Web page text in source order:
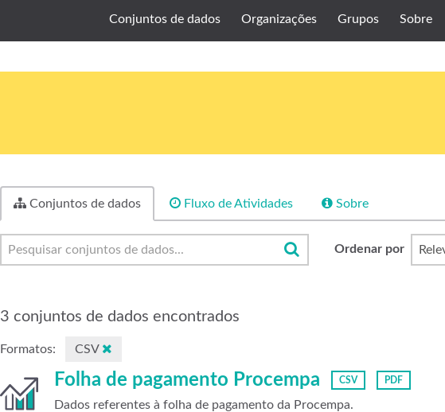
Conjuntos de dados Organizações Grupos Sobre
Conjuntos de dados Fluxo de Atividades Sobre
Ordenar por
3 conjuntos de dados encontrados
Formatos: CSV
Folha de pagamento Procempa CSV PDF
Dados referentes à folha de pagamento da Procempa.